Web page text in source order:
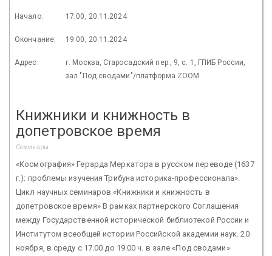
Начало: 17:00, 20.11.2024
Окончание: 19:00, 20.11.2024
Адрес:
г. Москва, Старосадский пер., 9, с. 1, ГПИБ России,
зал "Под сводами"/платформа ZOOM
Книжники и книжность в
допетровское время
Семинары
«Космография» Герарда Меркатора в русском переводе (1637
г.): проблемы изучения Трибуна историка-профессионала».
Цикл научных семинаров «Книжники и книжность в
допетровское время» В рамках партнерского Соглашения
между Государственной исторической библиотекой России и
Институтом всеобщей истории Российской академии наук. 20
ноября, в среду с 17.00 до 19.00 ч. в зале «Под сводами»